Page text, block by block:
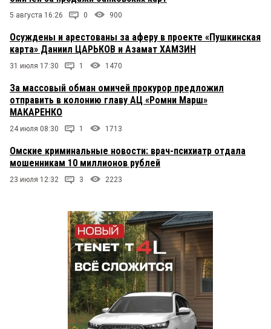
5 августа 16:26 0 900
Осуждены и арестованы за аферу в проекте «Пушкинская
карта» Даниил ЦАРЬКОВ и Азамат ХАМЗИН
31 июля 17:30 1 1470
За массовый обман омичей прокурор предложил
отправить в колонию главу АЦ «Ромни Марш»
МАКАРЕНКО
24 июля 08:30 1 1713
Омские криминальные новости: врач-психиатр отдала
мошенникам 10 миллионов рублей
23 июля 12:32 3 2223